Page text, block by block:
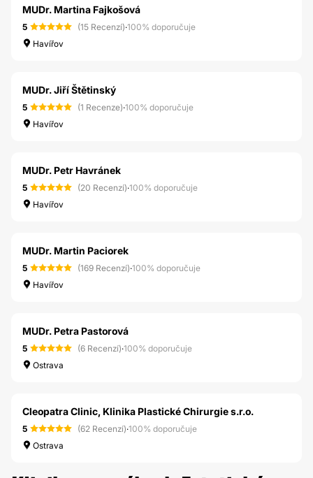
MUDr. Martina Fajkošová
5 (15 Recenzí)·100% doporučuje
Havířov
MUDr. Jiří Štětinský
5 (1 Recenze)·100% doporučuje
Havířov
MUDr. Petr Havránek
5 (20 Recenzí)·100% doporučuje
Havířov
MUDr. Martin Paciorek
5 (169 Recenzí)·100% doporučuje
Havířov
MUDr. Petra Pastorová
5 (6 Recenzí)·100% doporučuje
Ostrava
Cleopatra Clinic, Klinika Plastické Chirurgie s.r.o.
5 (62 Recenzí)·100% doporučuje
Ostrava